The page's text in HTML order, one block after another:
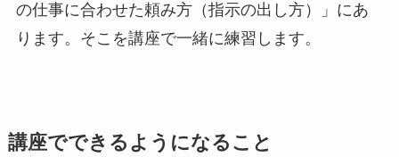
の仕事に合わせた頼み方（指示の出し方）」にあ
ります。そこを講座で一緒に練習します。
講座でできるようになること